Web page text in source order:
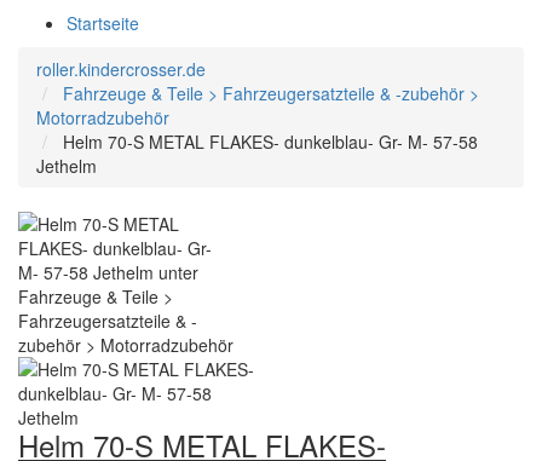
Startseite
roller.kindercrosser.de
Fahrzeuge & Teile > Fahrzeugersatzteile & -zubehör >
Motorradzubehör
Helm 70-S METAL FLAKES- dunkelblau- Gr- M- 57-58
Jethelm
Helm 70-S METAL FLAKES-